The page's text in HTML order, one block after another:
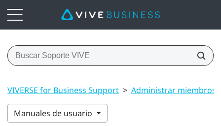
VIVERSE for Business Support > Administrar miembros,
Manuales de usuario